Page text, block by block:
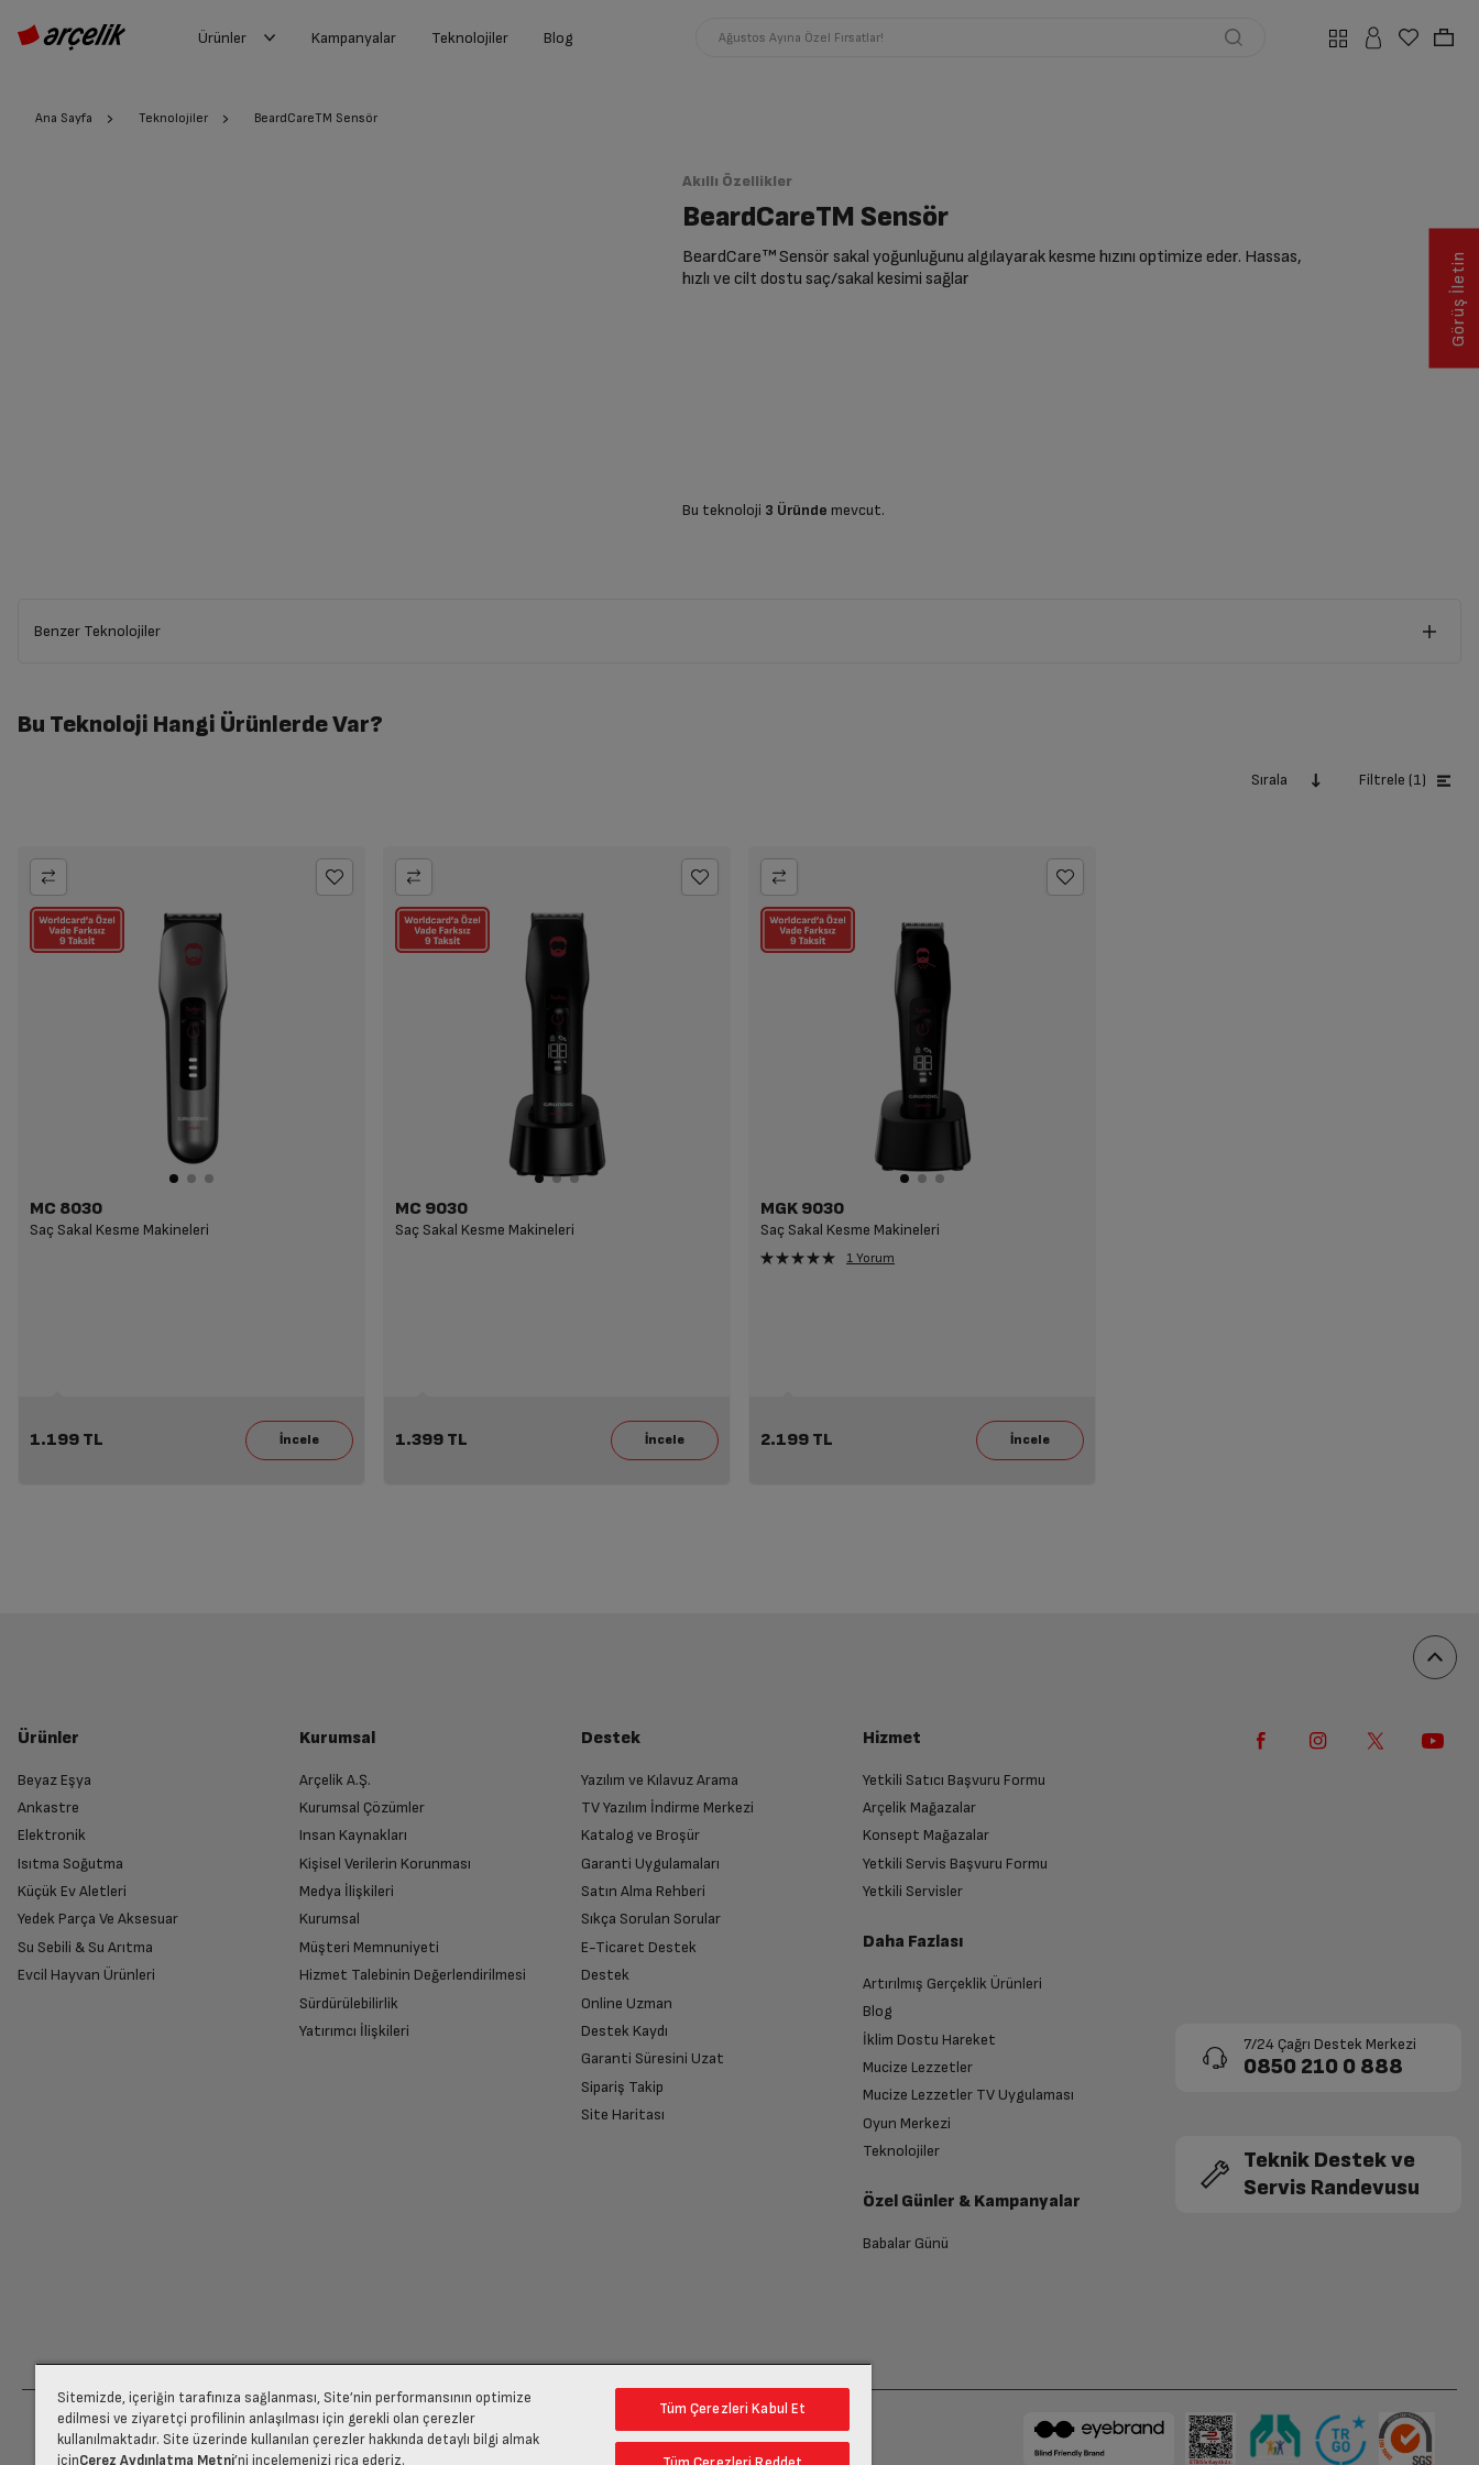
Ürünler Kampanyalar Teknolojiler Blog Ağustos Ayına Özel Fırsatlar!
Ana Sayfa Teknolojiler BeardCareTM Sensör
Akıllı Özellikler
BeardCareTM Sensör
BeardCare™ Sensör sakal yoğunluğunu algılayarak kesme hızını optimize eder. Hassas,
hızlı ve cilt dostu saç/sakal kesimi sağlar
Bu teknoloji 3 Üründe mevcut.
Benzer Teknolojiler
Bu Teknoloji Hangi Ürünlerde Var?
Sırala Filtrele (1)
MC 8030
Saç Sakal Kesme Makineleri
1.199 TL
MC 9030
Saç Sakal Kesme Makineleri
1.399 TL
MGK 9030
Saç Sakal Kesme Makineleri
1 Yorum
2.199 TL
Ürünler
Beyaz Eşya
Ankastre
Elektronik
Isıtma Soğutma
Küçük Ev Aletleri
Yedek Parça Ve Aksesuar
Su Sebili & Su Arıtma
Evcil Hayvan Ürünleri
Kurumsal
Arçelik A.Ş.
Kurumsal Çözümler
Insan Kaynakları
Kişisel Verilerin Korunması
Medya İlişkileri
Kurumsal
Müşteri Memnuniyeti
Hizmet Talebinin Değerlendirilmesi
Sürdürülebilirlik
Yatırımcı İlişkileri
Destek
Yazılım ve Kılavuz Arama
TV Yazılım İndirme Merkezi
Katalog ve Broşür
Garanti Uygulamaları
Satın Alma Rehberi
Sıkça Sorulan Sorular
E-Ticaret Destek
Destek
Online Uzman
Destek Kaydı
Garanti Süresini Uzat
Sipariş Takip
Site Haritası
Hizmet
Yetkili Satıcı Başvuru Formu
Arçelik Mağazalar
Konsept Mağazalar
Yetkili Servis Başvuru Formu
Yetkili Servisler
Daha Fazlası
Artırılmış Gerçeklik Ürünleri
Blog
İklim Dostu Hareket
Mucize Lezzetler
Mucize Lezzetler TV Uygulaması
Oyun Merkezi
Teknolojiler
Özel Günler & Kampanyalar
Babalar Günü
7/24 Çağrı Destek Merkezi
0850 210 0 888
Teknik Destek ve
Servis Randevusu
Görüş İletin
Sitemizde, içeriğin tarafınıza sağlanması, Site’nin performansının optimize
edilmesi ve ziyaretçi profilinin anlaşılması için gerekli olan çerezler
kullanılmaktadır. Site üzerinde kullanılan çerezler hakkında detaylı bilgi almak
içinÇerez Aydınlatma Metni’ni incelemenizi rica ederiz.
Tüm Çerezleri Kabul Et